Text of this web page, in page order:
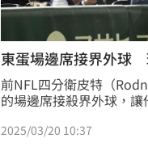
東蛋場邊席接界外球
前NFL四分衛皮特（
的場邊席接殺界外球，
（Max Muncy）還因為沒
2025/03/20 10:37